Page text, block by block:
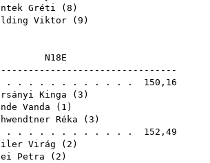
Gréti ( 8 )
Viktor ( 9 )
N18E
. . . . . . . . . . . . 150,16
Kinga ( 3 )
Vanda ( 1 )
Réka ( 3 )
. . . . . . . . . . . . 152,49
Virág ( 2 )
Petra ( 2 )